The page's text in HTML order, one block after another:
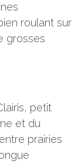
roulant sur
grosses
petit
et du
prairies